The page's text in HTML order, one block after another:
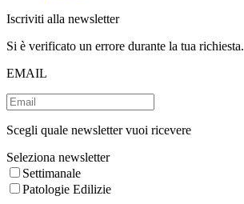
Iscriviti alla newsletter
Si è verificato un errore durante la tua richiesta.
EMAIL
Scegli quale newsletter vuoi ricevere
Seleziona newsletter
Settimanale
Patologie Edilizie